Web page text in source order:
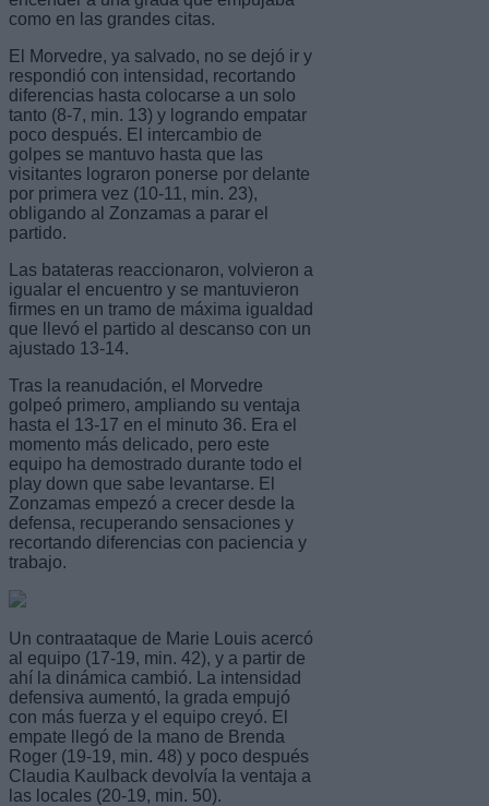
como en las grandes citas.
El Morvedre, ya salvado, no se dejó ir y
respondió con intensidad, recortando
diferencias hasta colocarse a un solo
tanto (8-7, min. 13) y logrando empatar
poco después. El intercambio de
golpes se mantuvo hasta que las
visitantes lograron ponerse por delante
por primera vez (10-11, min. 23),
obligando al Zonzamas a parar el
partido.
Las batateras reaccionaron, volvieron a
igualar el encuentro y se mantuvieron
firmes en un tramo de máxima igualdad
que llevó el partido al descanso con un
ajustado 13-14.
Tras la reanudación, el Morvedre
golpeó primero, ampliando su ventaja
hasta el 13-17 en el minuto 36. Era el
momento más delicado, pero este
equipo ha demostrado durante todo el
play down que sabe levantarse. El
Zonzamas empezó a crecer desde la
defensa, recuperando sensaciones y
recortando diferencias con paciencia y
trabajo.
Un contraataque de Marie Louis acercó
al equipo (17-19, min. 42), y a partir de
ahí la dinámica cambió. La intensidad
defensiva aumentó, la grada empujó
con más fuerza y el equipo creyó. El
empate llegó de la mano de Brenda
Roger (19-19, min. 48) y poco después
Claudia Kaulback devolvía la ventaja a
las locales (20-19, min. 50).